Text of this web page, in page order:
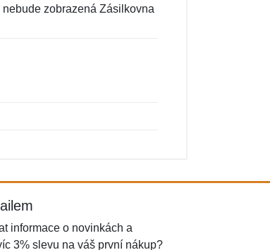
zobrazená Zásilkovna
informace o novinkách a
3% slevu na váš první nákup?